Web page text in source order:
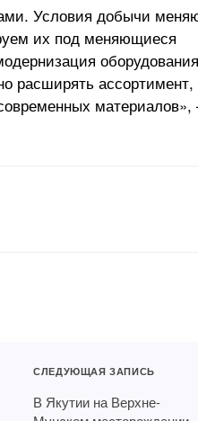
Условия добычи
их под меняющиеся
расширять ассортимент,
материалов»,
СЛЕДУЮЩАЯ ЗАПИСЬ
В Якутии на Верхне-